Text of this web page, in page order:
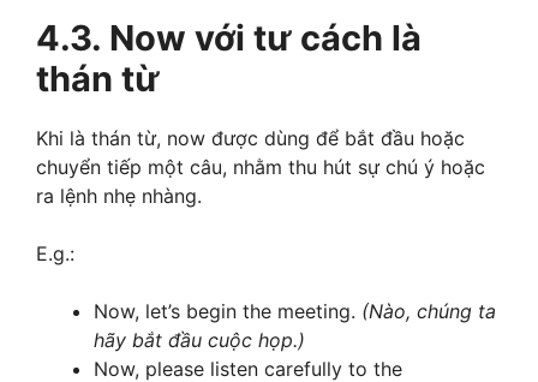
4.3. Now với tư cách là
thán từ
Khi là thán từ, now được dùng để bắt đầu hoặc
chuyển tiếp một câu, nhằm thu hút sự chú ý hoặc
ra lệnh nhẹ nhàng.
E.g.:
Now, let’s begin the meeting. (Nào, chúng ta
hãy bắt đầu cuộc họp.)
Now, please listen carefully to the